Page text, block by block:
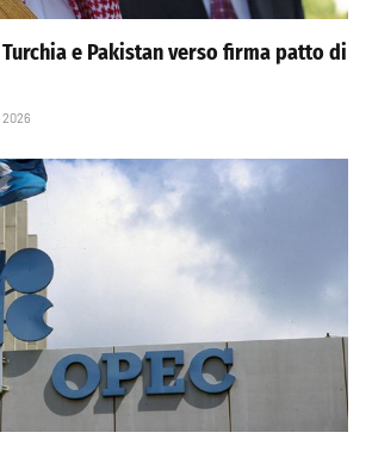
e Pakistan verso firma patto di
2026